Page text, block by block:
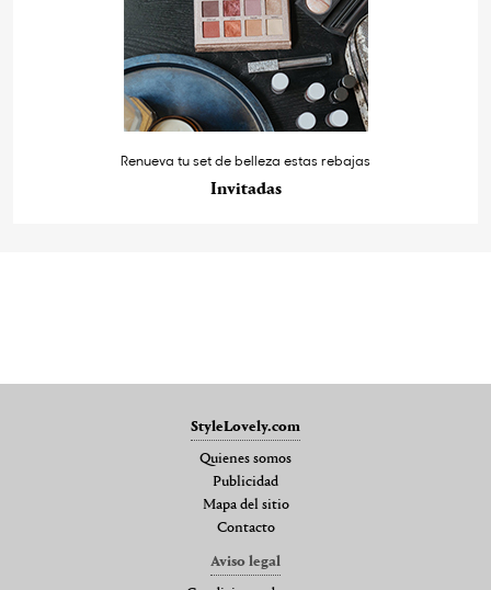
Renueva tu set de belleza estas rebajas
Invitadas
StyleLovely.com
Quienes somos
Publicidad
Mapa del sitio
Contacto
Aviso legal